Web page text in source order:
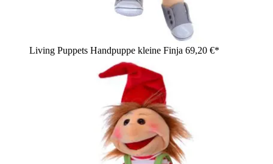
Living Puppets Handpuppe kleine Finja 69,20 €*